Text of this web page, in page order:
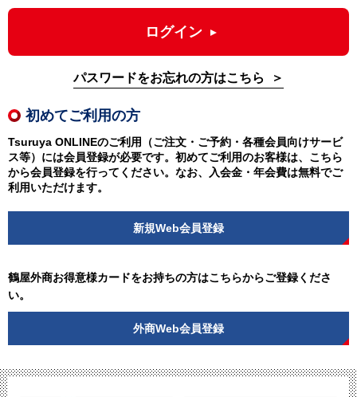
ログイン
パスワードをお忘れの方はこちら
初めてご利用の方
Tsuruya ONLINEのご利用（ご注文・ご予約・各種会員向けサービ
ス等）には会員登録が必要です。初めてご利用のお客様は、こちら
から会員登録を行ってください。なお、入会金・年会費は無料でご
利用いただけます。
新規Web会員登録
鶴屋外商お得意様カードをお持ちの方はこちらからご登録くださ
い。
外商Web会員登録